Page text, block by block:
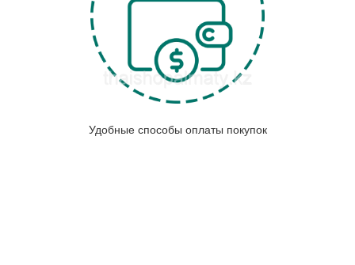
Удобные способы оплаты покупок